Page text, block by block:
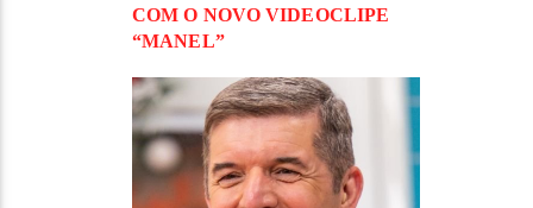
COM O NOVO VIDEOCLIPE
“MANEL”